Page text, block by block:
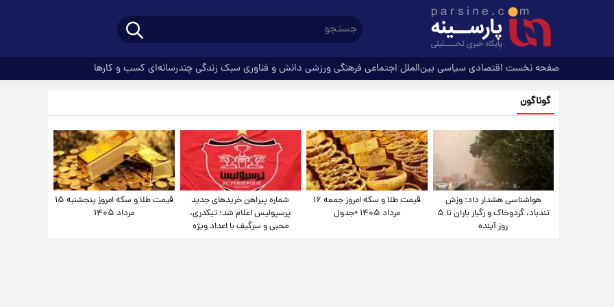
صفحه نخست اقتصادی سیاسی بین‌الملل اجتماعی فرهنگیورزشی دانش و فناوری سبک زندگیچندرسانه‌ای کسب و کارها
گوناگون
هواشناسی هشدار داد: وزش
تندباد، گردوخاک و رگبار باران تا ۵
روز آینده
قیمت طلا و سکه امروز جمعه ۱۶
مرداد ۱۴۰۵ +جدول
شماره پیراهن خریدهای جدید
پرسپولیس اعلام شد؛ تیکدری،
محبی و سرگیف با اعداد ویژه
قیمت طلا و سکه امروز پنجشنبه ۱۵
مرداد ۱۴۰۵